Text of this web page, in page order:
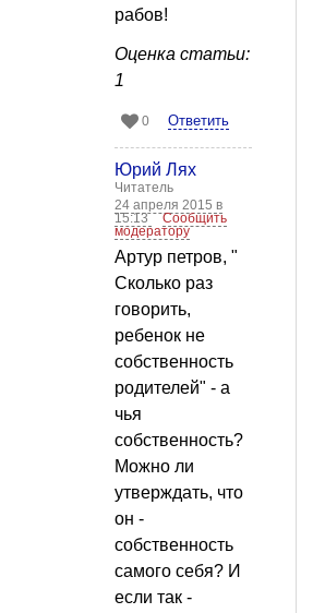
рабов!
Оценка статьи:
1
0 Ответить
Юрий Лях
Читатель
24 апреля 2015 в
15:13
Сообщить
модератору
Артур петров, "
Сколько раз
говорить,
ребенок не
собственность
родителей" - а
чья
собственность?
Можно ли
утверждать, что
он -
собственность
самого себя? И
если так -